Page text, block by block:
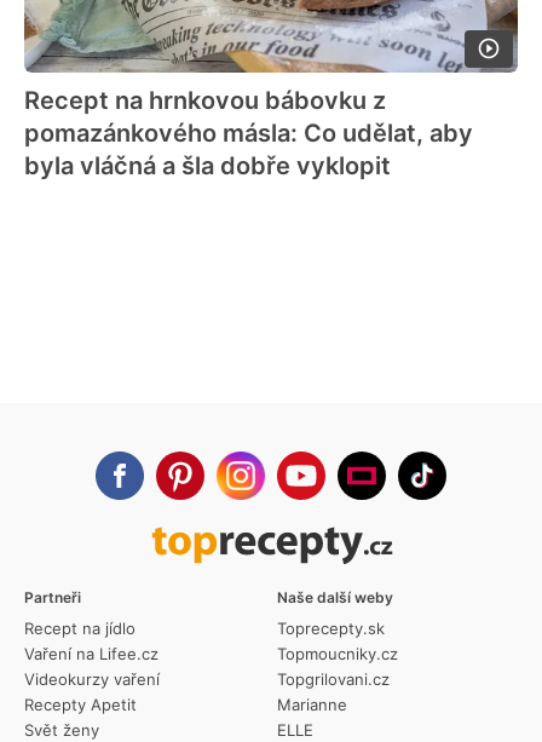
Recept na hrnkovou bábovku z
pomazánkového másla: Co udělat, aby
byla vláčná a šla dobře vyklopit
Partneři
Recept na jídlo
Vaření na Lifee.cz
Videokurzy vaření
Recepty Apetit
Svět ženy
Naše další weby
Toprecepty.sk
Topmoucniky.cz
Topgrilovani.cz
Marianne
ELLE